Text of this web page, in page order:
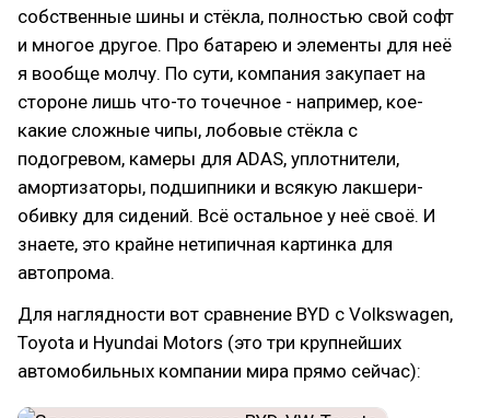
собственные шины и стёкла, полностью свой софт
и многое другое. Про батарею и элементы для неё
я вообще молчу. По сути, компания закупает на
стороне лишь что-то точечное - например, кое-
какие сложные чипы, лобовые стёкла с
подогревом, камеры для ADAS, уплотнители,
амортизаторы, подшипники и всякую лакшери-
обивку для сидений. Всё остальное у неё своё. И
знаете, это крайне нетипичная картинка для
автопрома.
Для наглядности вот сравнение BYD с Volkswagen,
Toyota и Hyundai Motors (это три крупнейших
автомобильных компании мира прямо сейчас):